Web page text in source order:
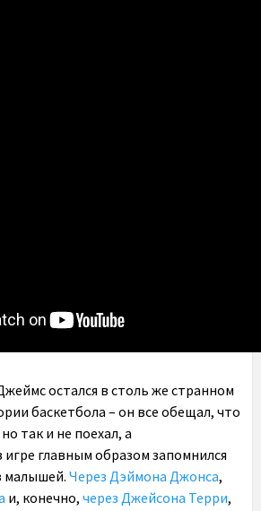
остался в столь же странном
баскетбола – он все обещал, что
так и не поехал, а
главным образом запомнился
малышей. Через Дэймона Джонса,
и, конечно, через Джейсона Терри,